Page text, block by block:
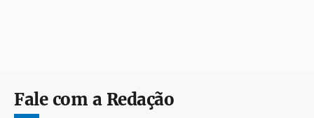
Fale com a Redação